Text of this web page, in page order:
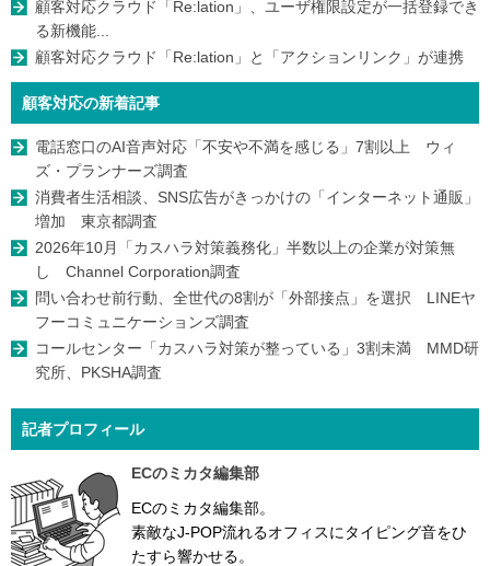
顧客対応クラウド「Re:lation」、ユーザ権限設定が一括登録でき
る新機能...
顧客対応クラウド「Re:lation」と「アクションリンク」が連携
顧客対応の新着記事
電話窓口のAI音声対応「不安や不満を感じる」7割以上 ウィ
ズ・プランナーズ調査
消費者生活相談、SNS広告がきっかけの「インターネット通販」
増加 東京都調査
2026年10月「カスハラ対策義務化」半数以上の企業が対策無
し Channel Corporation調査
問い合わせ前行動、全世代の8割が「外部接点」を選択 LINEヤ
フーコミュニケーションズ調査
コールセンター「カスハラ対策が整っている」3割未満 MMD研
究所、PKSHA調査
記者プロフィール
ECのミカタ編集部
ECのミカタ編集部。
素敵なJ-POP流れるオフィスにタイピング音をひ
たすら響かせる。